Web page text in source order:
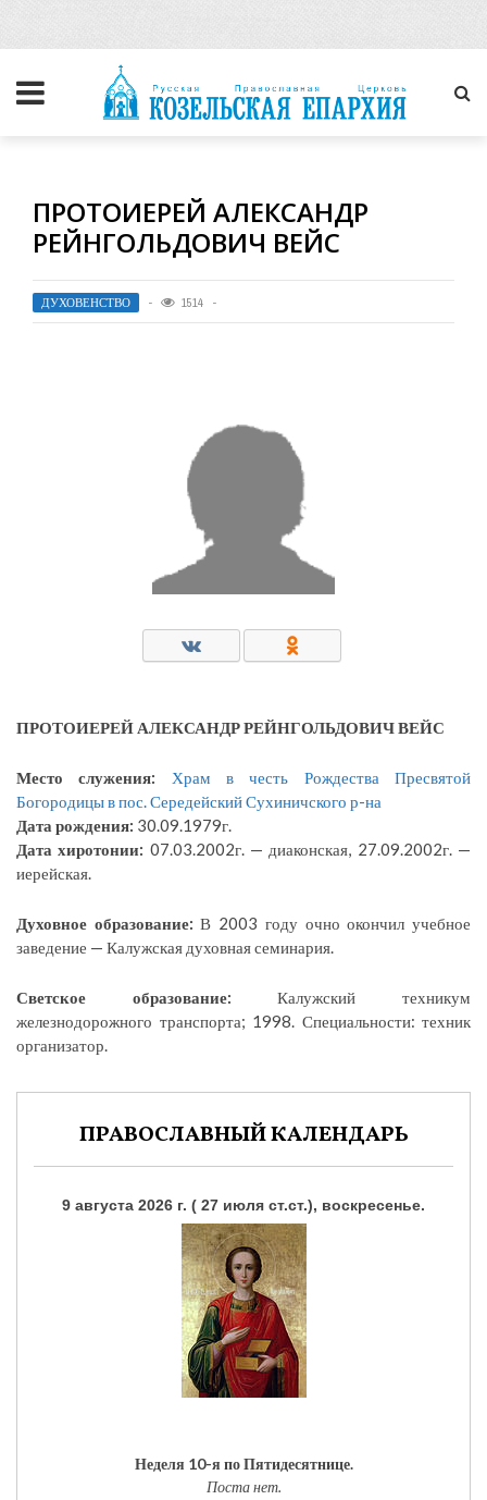
ПРОТОИЕРЕЙ АЛЕКСАНДР
РЕЙНГОЛЬДОВИЧ ВЕЙС
ДУХОВЕНСТВО 1514
ПРОТОИЕРЕЙ АЛЕКСАНДР РЕЙНГОЛЬДОВИЧ ВЕЙС
Место служения:
Храм в честь Рождества Пресвятой
Богородицы в пос. Середейский Сухиничского р-на
Дата рождения: 30.09.1979г.
Дата хиротонии: 07.03.2002г. — диаконская, 27.09.2002г. —
иерейская.
Духовное образование:В 2003 году очно окончил учебное
заведение — Калужская духовная семинария.
Светское образование:Калужский техникум
железнодорожного транспорта; 1998. Специальности: техник
организатор.
ПРАВОСЛАВНЫЙ КАЛЕНДАРЬ
9 августа 2026 г. ( 27 июля ст.ст.), воскресенье.
Неделя 10-я по Пятидесятнице.
Поста нет.